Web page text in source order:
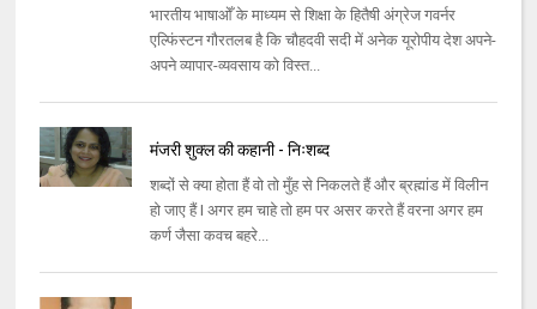
भारतीय भाषाओँ के माध्यम से शिक्षा के हितैषी अंग्रेज गवर्नर
एल्फिंस्टन गौरतलब है कि चौहदवी सदी में अनेक यूरोपीय देश अपने-
अपने व्यापार-व्यवसाय को विस्त...
मंजरी शुक्ल की कहानी - निःशब्द
शब्दों से क्या होता हैं वो तो मुँह से निकलते हैं और ब्रह्मांड में विलीन
हो जाए हैं I अगर हम चाहे तो हम पर असर करते हैं वरना अगर हम
कर्ण जैसा कवच बहरे...